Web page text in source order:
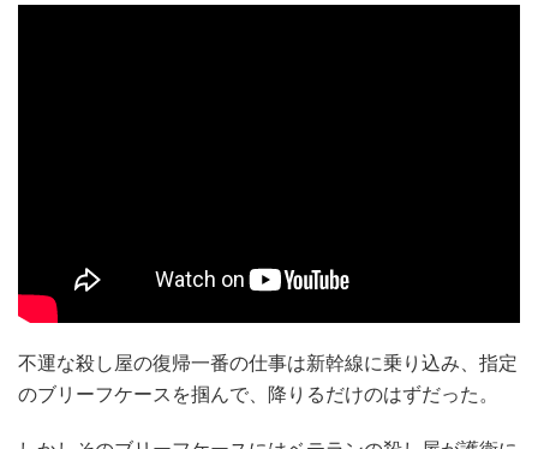
不運な殺し屋の復帰一番の仕事は新幹線に乗り込み、指定
のブリーフケースを掴んで、降りるだけのはずだった。